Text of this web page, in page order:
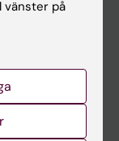
vänster på